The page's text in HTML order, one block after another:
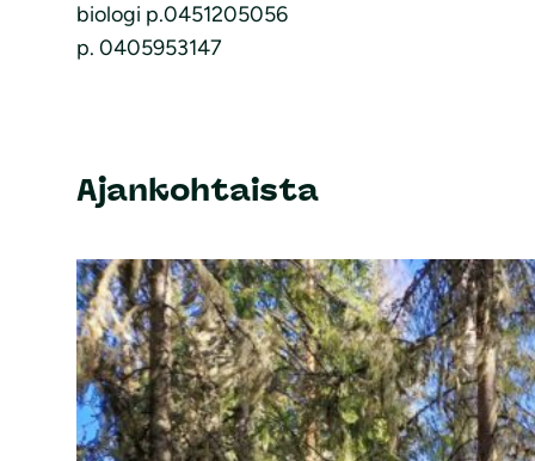
biologi p.0451205056
p. 0405953147
Ajankohtaista